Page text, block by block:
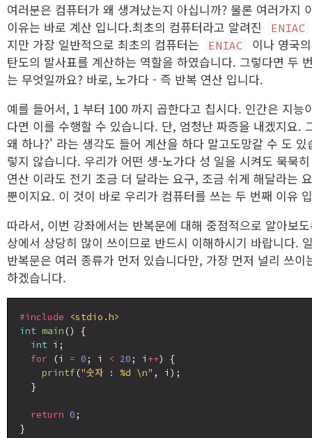
여러분은 컴퓨터가 왜 생겨났는지 아십니까? 물론 여러가지
이유는 바로 계산 입니다.최초의 컴퓨터라고 알려진
ENIAC
지만 가장 일반적으로 최초의 컴퓨터는
ENIAC
이나 영국
탄도의 발사표를 계산하는 역할을 하였습니다. 그렇다면 두
는 무엇일까요? 바로, 노가다 - 즉 반복 연산 입니다.
예를 들어서, 1 부터 100 까지 곱한다고 칩시다. 인간은 지능
다면 이를 수행할 수 있습니다. 단, 엄청난 짜증을 내겠지요.
왜 하나?' 라는 생각도 들어 계산을 하다 말고도망갈 수 도
렇지 않습니다. 우리가 어떤 생-노가다 성 일을 시켜도 묵묵
연산 이라도 전기 조금 더 달라는 요구, 조금 쉬게 해달라는
뿐이지요. 이 것이 바로 우리가 컴퓨터를 쓰는 두 번째 이유
따라서, 이번 강좌에서는 반복문에 대해 중점적으로 알아보
상에서 상당히 많이 쓰이므로 반드시 이해하시기 바랍니다.
반복문은 여러 종류가 먼저 있습니다만, 가장 먼저 널리 쓰
하겠습니다.
#include
<stdio.h>
int main () {
int i;
for (i = 0 ; i < 20 ; i ++) {
printf ("숫자 : %d \n" , i);
  }
return 0 ;